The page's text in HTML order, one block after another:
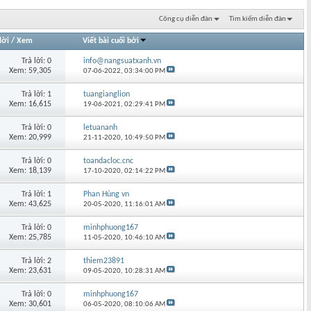
Công cụ diễn đàn Tìm kiếm diễn đàn
/ Xem Viết bài cuối bởi
Trả lời: 0
Xem: 59,305
info@nangsuatxanh.vn
07-06-2022,03:34:00 PM
Trả lời: 1
Xem: 16,615
tuangianglion
19-06-2021,02:29:41 PM
Trả lời: 0
Xem: 20,999
letuananh
21-11-2020, 10:49:50 PM
Trả lời: 0
Xem: 18,139
toandacloc.cnc
17-10-2020,02:14:22 PM
Trả lời: 1
Xem: 43,625
Phan Hùng vn
20-05-2020, 11:16:01 AM
Trả lời: 0
Xem: 25,785
minhphuong167
11-05-2020, 10:46:10 AM
Trả lời: 2
Xem: 23,631
thiem23891
09-05-2020, 10:28:31 AM
Trả lời: 0
Xem: 30,601
minhphuong167
06-05-2020,08:10:06 AM